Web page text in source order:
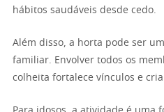
hábitos saudáveis desde cedo.
Além disso, a horta pode ser
familiar. Envolver todos os
colheita fortalece vínculos e